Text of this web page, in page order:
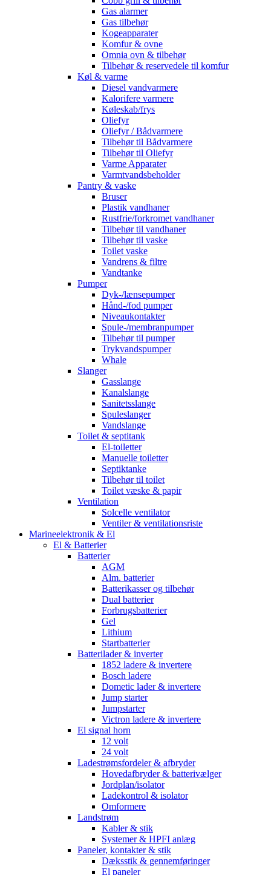
Gas alarmer
Gas tilbehør
Kogeapparater
Komfur & ovne
Omnia ovn & tilbehør
Tilbehør & reservedele til komfur
Køl & varme
Diesel vandvarmere
Kalorifere varmere
Køleskab/frys
Oliefyr
Oliefyr / Bådvarmere
Tilbehør til Bådvarmere
Tilbehør til Oliefyr
Varme Apparater
Varmtvandsbeholder
Pantry & vaske
Bruser
Plastik vandhaner
Rustfrie/forkromet vandhaner
Tilbehør til vandhaner
Tilbehør til vaske
Toilet vaske
Vandrens & filtre
Vandtanke
Pumper
Dyk-/lænsepumper
Hånd-/fod pumper
Niveaukontakter
Spule-/membranpumper
Tilbehør til pumper
Trykvandspumper
Whale
Slanger
Gasslange
Kanalslange
Sanitetsslange
Spuleslanger
Vandslange
Toilet & septitank
El-toiletter
Manuelle toiletter
Septiktanke
Tilbehør til toilet
Toilet væske & papir
Ventilation
Solcelle ventilator
Ventiler & ventilationsriste
Marineelektronik & El
El & Batterier
Batterier
AGM
Alm. batterier
Batterikasser og tilbehør
Dual batterier
Forbrugsbatterier
Gel
Lithium
Startbatterier
Batterilader & inverter
1852 ladere & invertere
Bosch ladere
Dometic lader & invertere
Jump starter
Jumpstarter
Victron ladere & invertere
El signal horn
12 volt
24 volt
Ladestrømsfordeler & afbryder
Hovedafbryder & batterivælger
Jordplan/isolator
Ladekontrol & isolator
Omformere
Landstrøm
Kabler & stik
Systemer & HPFI anlæg
Paneler, kontakter & stik
Dæksstik & gennemføringer
El paneler